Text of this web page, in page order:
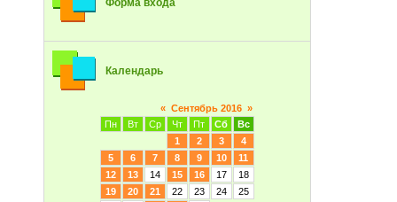
Форма входа
Календарь
« Сентябрь 2016 »
Пн
Вт Ср Чт Пт Сб
Вс
1
2 3
4
5
6 7 8 9 10
11
12
13 14 15 16 17
18
19
20 21 22 23 24
25